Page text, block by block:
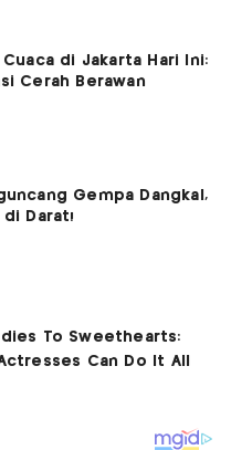
Cuaca di Jakarta Hari Ini:
Cerah Berawan
Gempa Dangkal,
di Darat!